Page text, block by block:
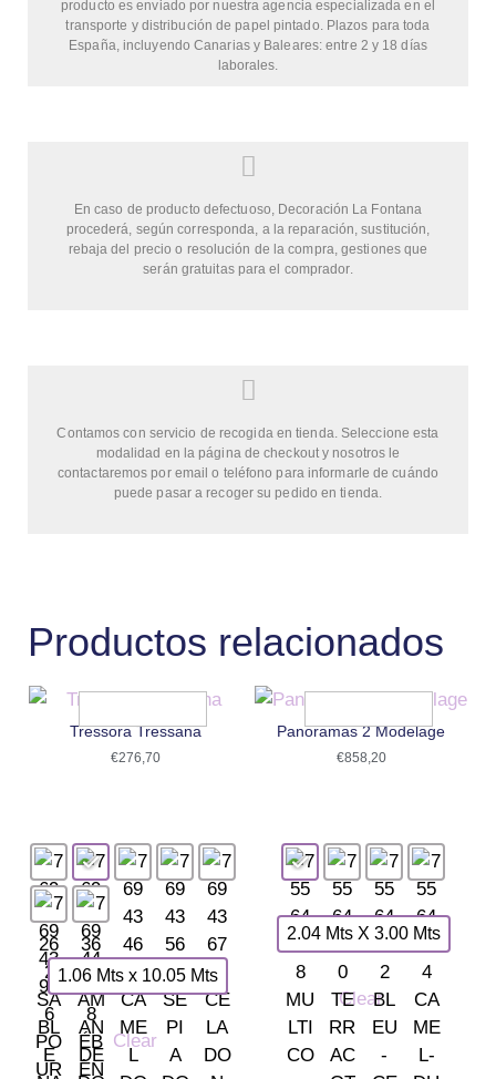
producto es enviado por nuestra agencia especializada en el
transporte y distribución de papel pintado. Plazos para toda
España, incluyendo Canarias y Baleares: entre 2 y 18 días
laborales.
En caso de producto defectuoso, Decoración La Fontana
procederá, según corresponda, a la reparación, sustitución,
rebaja del precio o resolución de la compra, gestiones que
serán gratuitas para el comprador.
Contamos con servicio de recogida en tienda. Seleccione esta
modalidad en la página de checkout y nosotros le
contactaremos por email o teléfono para informarle de cuándo
puede pasar a recoger su pedido en tienda.
Productos relacionados
Tressora Tressana
€276,70
1.06 Mts x 10.05 Mts
Clear
Panoramas 2 Modelage
€858,20
2.04 Mts X 3.00 Mts
Clear